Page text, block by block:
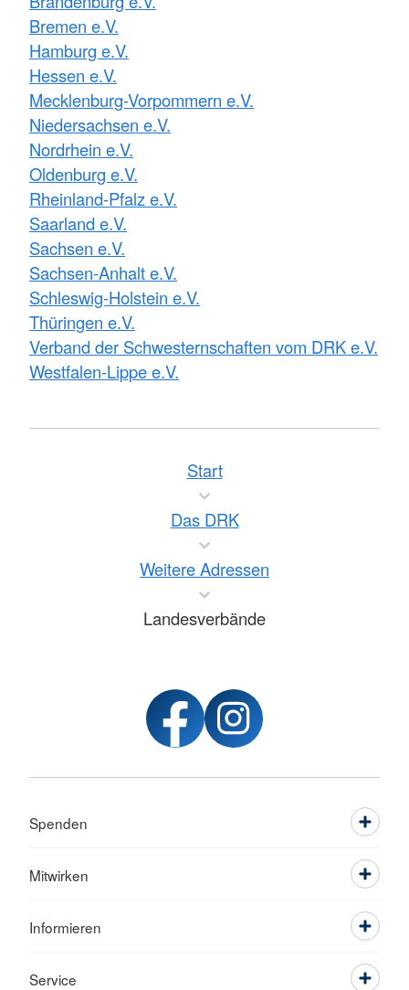
Bremen e.V.
Hamburg e.V.
Hessen e.V.
Mecklenburg-Vorpommern e.V.
Niedersachsen e.V.
Nordrhein e.V.
Oldenburg e.V.
Rheinland-Pfalz e.V.
Saarland e.V.
Sachsen e.V.
Sachsen-Anhalt e.V.
Schleswig-Holstein e.V.
Thüringen e.V.
Verband der Schwesternschaften vom DRK e.V.
Westfalen-Lippe e.V.
Start
Das DRK
Weitere Adressen
Landesverbände
Spenden
Mitwirken
Informieren
Service